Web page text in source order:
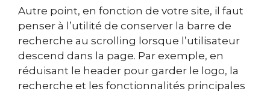
Autre point, en fonction de votre site, il faut
penser à l’utilité de conserver la barre de
recherche au scrolling lorsque l’utilisateur
descend dans la page. Par exemple, en
réduisant le header pour garder le logo, la
recherche et les fonctionnalités principales